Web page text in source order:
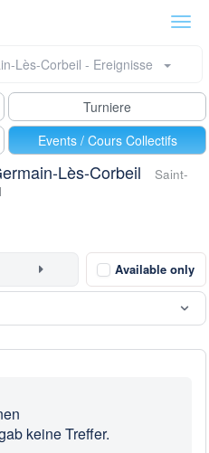
Lès-Corbeil - Ereignisse
Turniere
Events / Cours Collectifs
Lès-Corbeil
Saint-
Available only
keine Treffer.